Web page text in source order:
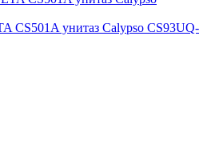
CS501A унитаз Calypso CS93UQ-